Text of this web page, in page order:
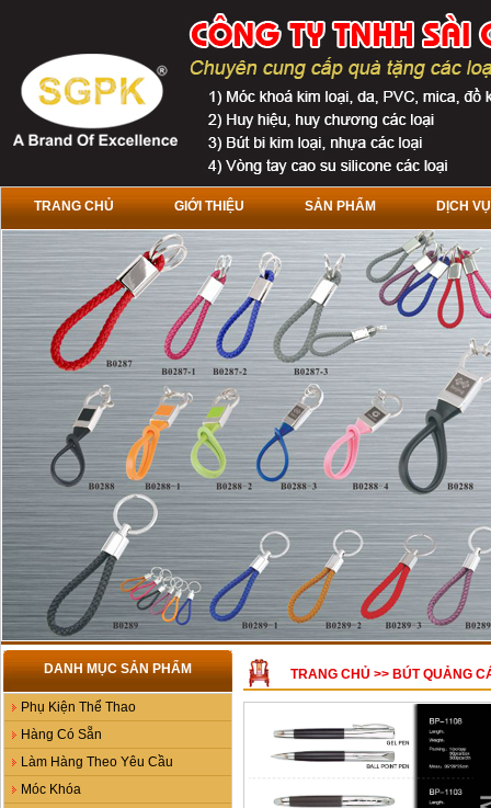
TRANG CHỦ GIỚI THIỆU SẢN PHẨM DỊCH VỤ
DANH MỤC SẢN PHẨM
Phụ Kiện Thể Thao
Hàng Có Sẵn
Làm Hàng Theo Yêu Cầu
Móc Khóa
TRANG CHỦ >> BÚT QUẢNG